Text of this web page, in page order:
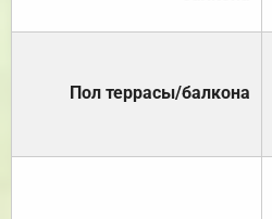
Пол террасы/балкона